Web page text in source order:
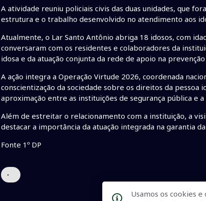
A atividade reuniu policiais civis das duas unidades, que
estrutura e o trabalho desenvolvido no atendimento aos
Atualmente, o Lar Santo Antônio abriga 18 idosos, com
conversaram com os residentes e colaboradores da
idosa e da atuação conjunta da rede de apoio na
A ação integra a Operação Virtude 2026, coordenada
conscientização da sociedade sobre os direitos da pessoa
aproximação entre as instituições de segurança pública e a
Além de estreitar o relacionamento com a instituição, a
destacar a importância da atuação integrada na garantia
Fonte 1º DP
•
Usamos os cookies